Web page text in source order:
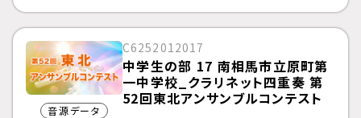
音源データ
C6252012017
中学生の部 17 南相馬市立原町第
一中学校_クラリネット四重奏 第
52回東北アンサンブルコンテスト